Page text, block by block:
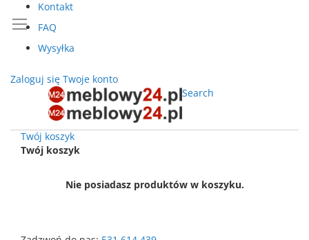
Kontakt
FAQ
Wysyłka
Zaloguj się Twoje konto
Search
Twój koszyk
Twój koszyk
Nie posiadasz produktów w koszyku.